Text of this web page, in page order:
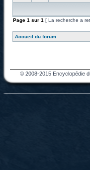
Page 1 sur 1 [ La recherche a
Accueil du forum
© 2008-2015 Encyclopédie